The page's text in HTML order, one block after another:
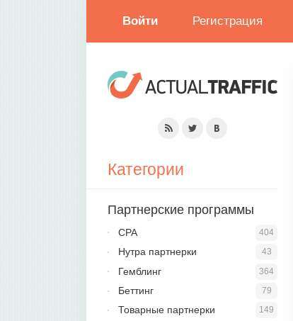
Войти Регистрация
Категории
Партнерские программы
404
CPA
43
Нутра партнерки
364
Гемблинг
79
Беттинг
149
Товарные партнерки